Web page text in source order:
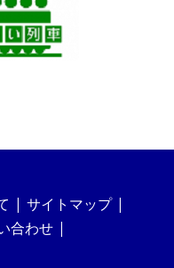
サイトマップ
合わせ